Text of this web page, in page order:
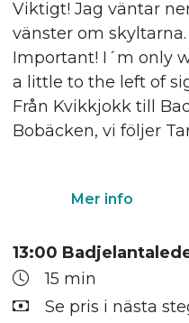
Viktigt! Jag väntar
vänster om
Important! I´m only
a little to the left of
Från Kvikkjokk till
Bobäcken, vi följer
Mer info
13:00
15 min
Se pris i nästa